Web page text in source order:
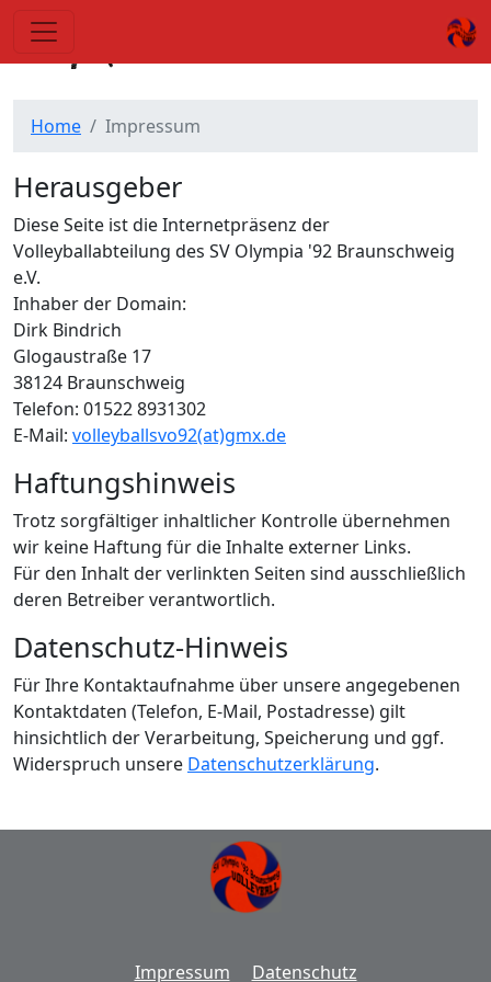
Home Impressum
Herausgeber
Diese Seite ist die Internetpräsenz der
Volleyballabteilung des SV Olympia '92 Braunschweig
e.V.
Inhaber der Domain:
Dirk Bindrich
Glogaustraße 17
38124 Braunschweig
Telefon: 01522 8931302
E-Mail: volleyballsvo92(at)gmx.de
Haftungshinweis
Trotz sorgfältiger inhaltlicher Kontrolle übernehmen
wir keine Haftung für die Inhalte externer Links.
Für den Inhalt der verlinkten Seiten sind ausschließlich
deren Betreiber verantwortlich.
Datenschutz-Hinweis
Für Ihre Kontaktaufnahme über unsere angegebenen
Kontaktdaten (Telefon, E-Mail, Postadresse) gilt
hinsichtlich der Verarbeitung, Speicherung und ggf.
Widerspruch unsere Datenschutzerklärung.
Impressum Datenschutz